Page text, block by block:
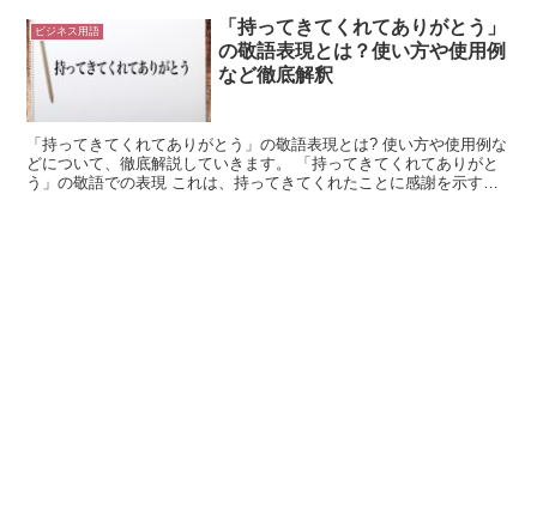
ビジネス用語
「持ってきてくれてありがとう」
の敬語表現とは？使い方や使用例
など徹底解釈
「持ってきてくれてありがとう」の敬語表現とは? 使い方や使用例な
どについて、徹底解説していきます。 「持ってきてくれてありがと
う」の敬語での表現 これは、持ってきてくれたことに感謝を示す言